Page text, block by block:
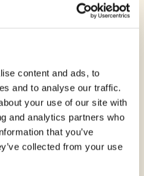
content and ads, to
and to analyse our traffic.
your use of our site with
and analytics partners who
that you’ve
collected from your use
di riso, farina di mais,
oleico di girasole,
guar, gomma di
difosfato
di sodio;
pizza 2%
27%, amidi di patate,
6%, origano